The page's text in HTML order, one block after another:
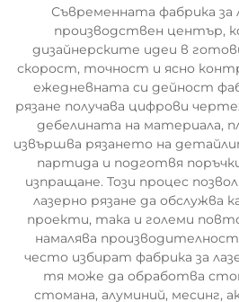
Съвременната фабрика за
производствен център,
дизайнерските идеи в
скорост, точност и ясно
ежедневната си дейност
рязане получава цифрови
дебелината на материала,
извършва рязането на
партида и подготвя
изпращане. Този процес
лазерно рязане да обслужва
проекти, така и големи
намалява
често избират фабрика за
тя може да обработва
стомана, алуминий, месинг,